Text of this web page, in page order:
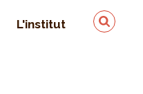
L'institut